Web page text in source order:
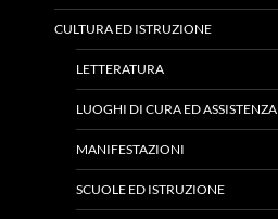
CULTURA ED ISTRUZIONE
LETTERATURA
LUOGHI DI CURA ED ASSISTENZA
MANIFESTAZIONI
SCUOLE ED ISTRUZIONE